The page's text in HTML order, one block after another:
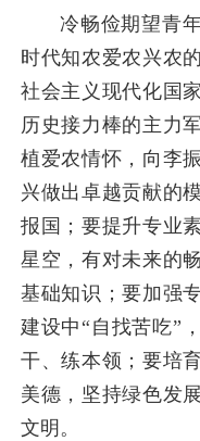
冷畅俭期望青
时代知农爱农兴农
社会主义现代化国
历史接力棒的主力
植爱农情怀，向李
兴做出卓越贡献的
报国；要提升专业
星空，有对未来的
基础知识；要加强
建设中“自找苦吃”
干、练本领；要培
美德，坚持绿色发
文明。